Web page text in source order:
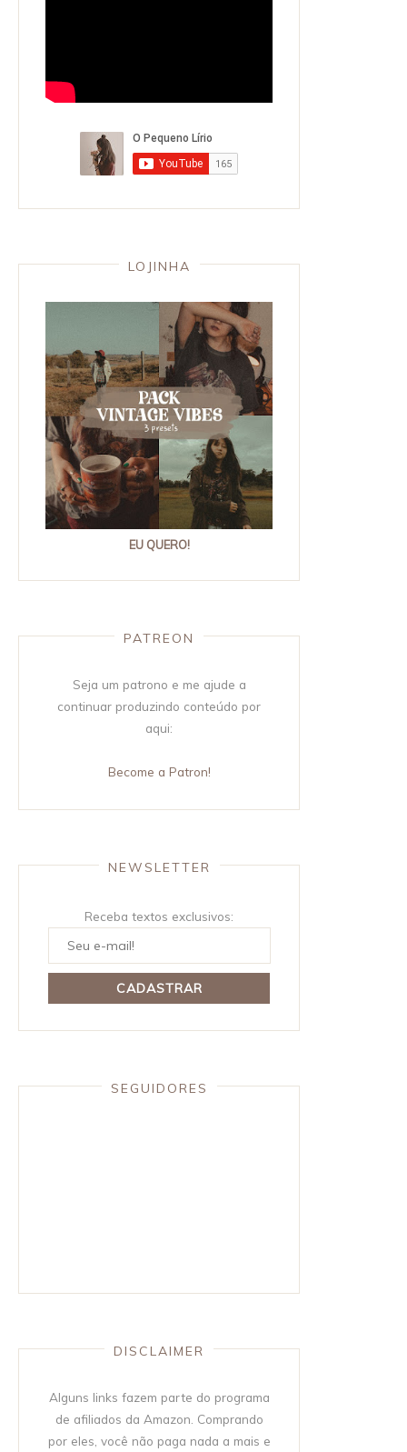
LOJINHA
EU QUERO!
PATREON
Seja um patrono e me ajude a
continuar produzindo conteúdo por
aqui:
Become a Patron!
NEWSLETTER
Receba textos exclusivos:
SEGUIDORES
DISCLAIMER
Alguns links fazem parte do programa
de afiliados da Amazon. Comprando
por eles, você não paga nada a mais e